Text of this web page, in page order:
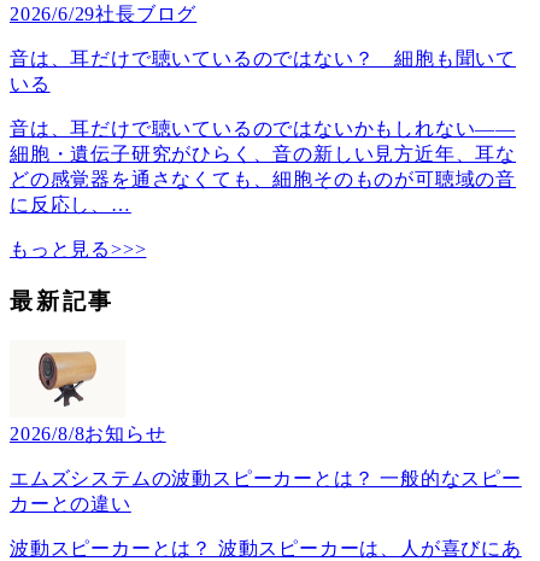
2026/6/29社長ブログ
音は、耳だけで聴いているのではない？ 細胞も聞いて
いる
音は、耳だけで聴いているのではないかもしれない――
細胞・遺伝子研究がひらく、音の新しい見方近年、耳な
どの感覚器を通さなくても、細胞そのものが可聴域の音
に反応し、 …
もっと見る>>>
最新記事
2026/8/8お知らせ
エムズシステムの波動スピーカーとは？ 一般的なスピー
カーとの違い
波動スピーカーとは？ 波動スピーカーは、人が喜びにあ